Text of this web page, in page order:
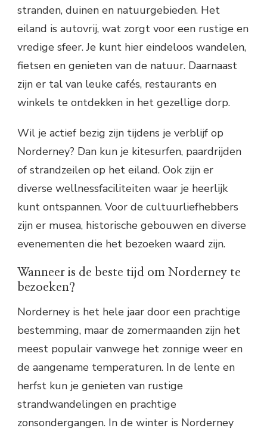
stranden, duinen en natuurgebieden. Het
eiland is autovrij, wat zorgt voor een rustige en
vredige sfeer. Je kunt hier eindeloos wandelen,
fietsen en genieten van de natuur. Daarnaast
zijn er tal van leuke cafés, restaurants en
winkels te ontdekken in het gezellige dorp.
Wil je actief bezig zijn tijdens je verblijf op
Norderney? Dan kun je kitesurfen, paardrijden
of strandzeilen op het eiland. Ook zijn er
diverse wellnessfaciliteiten waar je heerlijk
kunt ontspannen. Voor de cultuurliefhebbers
zijn er musea, historische gebouwen en diverse
evenementen die het bezoeken waard zijn.
Wanneer is de beste tijd om Norderney te
bezoeken?
Norderney is het hele jaar door een prachtige
bestemming, maar de zomermaanden zijn het
meest populair vanwege het zonnige weer en
de aangename temperaturen. In de lente en
herfst kun je genieten van rustige
strandwandelingen en prachtige
zonsondergangen. In de winter is Norderney